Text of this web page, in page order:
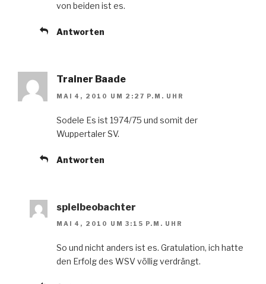
von beiden ist es.
Antworten
Trainer Baade
MAI 4, 2010 UM 2:27 P.M. UHR
Sodele Es ist 1974/75 und somit der
Wuppertaler SV.
Antworten
spielbeobachter
MAI 4, 2010 UM 3:15 P.M. UHR
So und nicht anders ist es. Gratulation, ich hatte
den Erfolg des WSV völlig verdrängt.